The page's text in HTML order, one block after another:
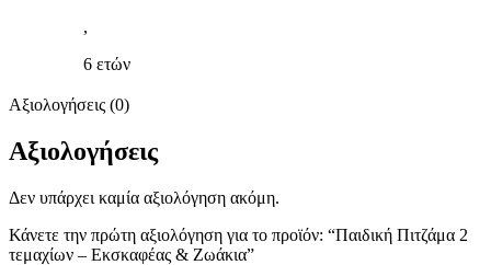
,
6 ετών
Αξιολογήσεις (0)
Αξιολογήσεις
Δεν υπάρχει καμία αξιολόγηση ακόμη.
Κάνετε την πρώτη αξιολόγηση για το προϊόν: “Παιδική Πιτζάμα 2
τεμαχίων – Εκσκαφέας & Ζωάκια”